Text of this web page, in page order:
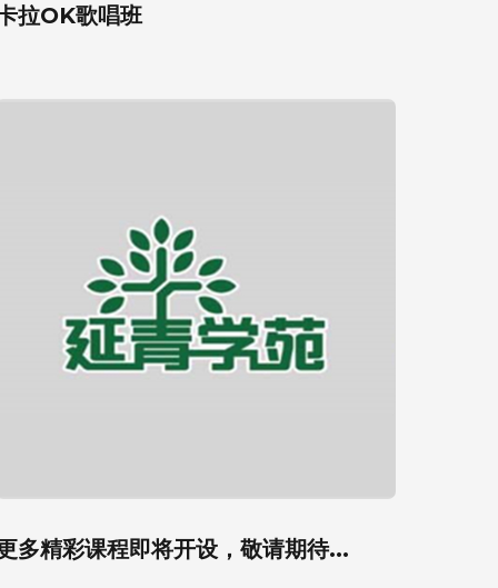
拉OK歌唱班
多精彩课程即将开设，敬请期待...